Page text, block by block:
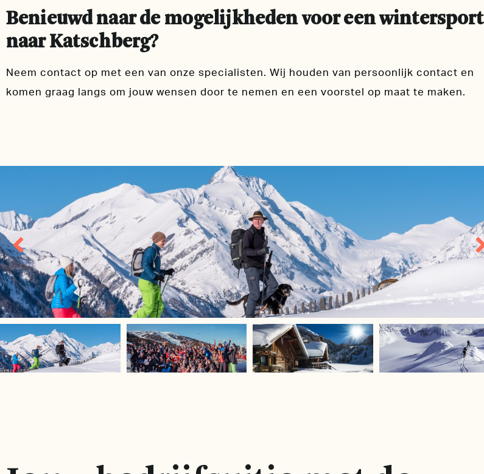
Benieuwd naar de mogelijkheden voor een wintersport
naar Katschberg?
Neem contact op met een van onze specialisten. Wij houden van persoonlijk contact en
komen graag langs om jouw wensen door te nemen en een voorstel op maat te maken.